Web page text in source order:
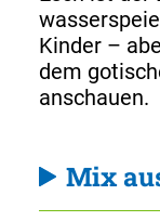
Kinder –
dem
anschauen.
Mix